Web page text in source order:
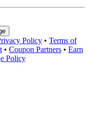
Policy • Terms of
• Coupon Partners • Earn
Policy